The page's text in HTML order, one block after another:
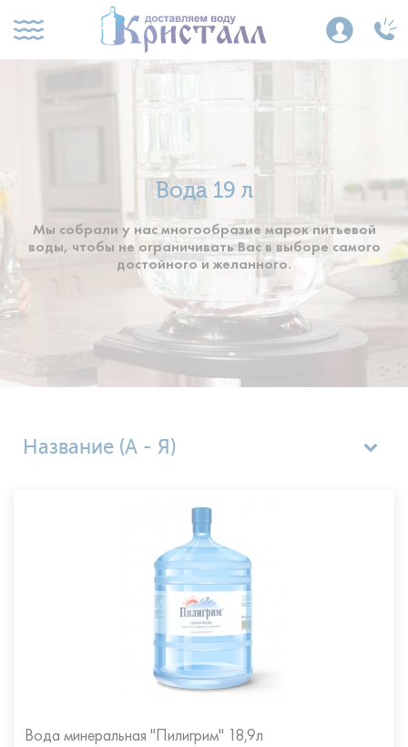
Вода 19 л
Мы собрали у нас многообразие марок питьевой
воды, чтобы не ограничиватьВас в выборе самого
достойного и желанного.
Название (А - Я)
Цена по возрастанию
Цена по убыванию
Название (Я - А)
Вода минеральная "Пилигрим" 18,9л